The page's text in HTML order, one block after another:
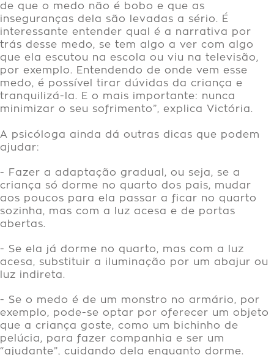
de que o medo não é bobo e que as
inseguranças dela são levadas a sério. É
interessante entender qual é a narrativa por
trás desse medo, se tem algo a ver com algo
que ela escutou na escola ou viu na televisão,
por exemplo. Entendendo de onde vem esse
medo, é possível tirar dúvidas da criança e
tranquilizá-la. E o mais importante: nunca
minimizar o seu sofrimento”, explica Victória.
A psicóloga ainda dá outras dicas que podem
ajudar:
- Fazer a adaptação gradual, ou seja, se a
criança só dorme no quarto dos pais, mudar
aos poucos para ela passar a ficar no quarto
sozinha, mas com a luz acesa e de portas
abertas.
- Se ela já dorme no quarto, mas com a luz
acesa, substituir a iluminação por um abajur ou
luz indireta.
- Se o medo é de um monstro no armário, por
exemplo, pode-se optar por oferecer um objeto
que a criança goste, como um bichinho de
pelúcia, para fazer companhia e ser um
“ajudante”, cuidando dela enquanto dorme.